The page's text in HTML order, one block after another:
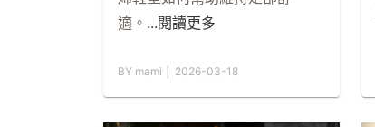
適。 ...閱讀更多
BY mami │ 2026-03-18